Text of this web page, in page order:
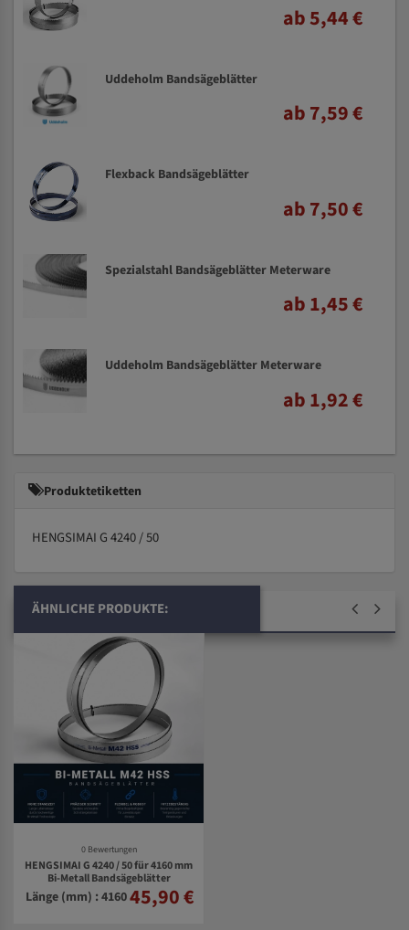
ab 5,44 €
Uddeholm Bandsägeblätter
ab 7,59 €
Flexback Bandsägeblätter
ab 7,50 €
Spezialstahl Bandsägeblätter Meterware
ab 1,45 €
Uddeholm Bandsägeblätter Meterware
ab 1,92 €
Produktetiketten
HENGSIMAI G 4240 / 50
ÄHNLICHE PRODUKTE:
0 Bewertungen
HENGSIMAI G 4240 / 50 für 4160 mm
Bi-Metall Bandsägeblätter
Länge (mm) : 416045,90 €